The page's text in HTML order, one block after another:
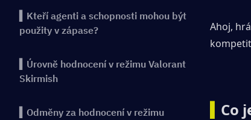
▍Kteří agenti a schopnosti mohou být
použity v zápase?
▍Úrovně hodnocení v režimu Valorant
Skirmish
▍Odměny za hodnocení v režimu
Ahoj,
Co